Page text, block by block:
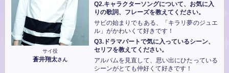
サイ役
蒼井翔太さん
Q2.キャラクターソングについて、お気に入
りの歌詞、フレーズを教えてください。
サビの始まりでもある、「キラリ夢のジュエ
ル」がかわいくて好きです！
Q3.ドラマパートで気に入っているシーン、
セリフを教えてください。
アルバムを見直して、思い出にひたっている
シーンがとても仲好くて好きです！